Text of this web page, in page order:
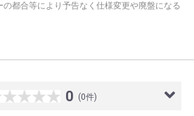
の都合等により予告なく仕様変更や廃盤になる
0 (0件)